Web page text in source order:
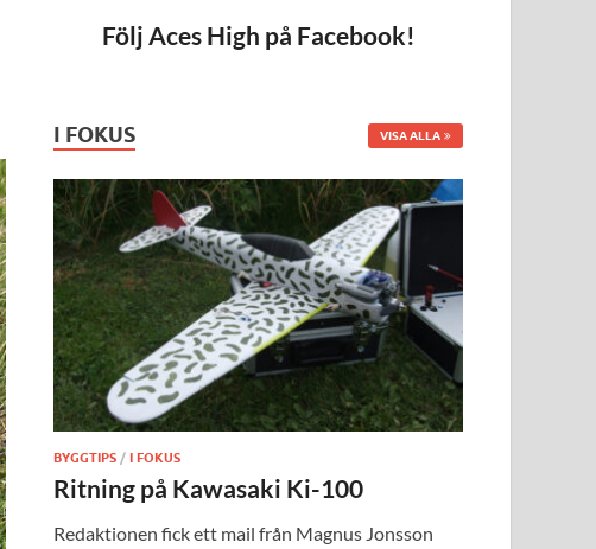
Följ Aces High på Facebook!
I FOKUS VISA ALLA
BYGGTIPS /I FOKUS
Ritning på Kawasaki Ki-100
Redaktionen fick ett mail från Magnus Jonsson